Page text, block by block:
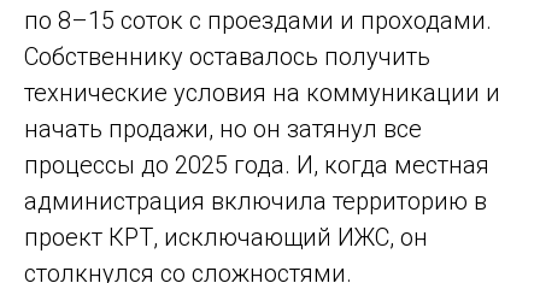
по 8–15 соток с проездами и проходами.
Собственнику оставалось получить
технические условия на коммуникации и
начать продажи, но он затянул все
процессы до 2025 года. И, когда местная
администрация включила территорию в
проект КРТ, исключающий ИЖС, он
столкнулся со сложностями.